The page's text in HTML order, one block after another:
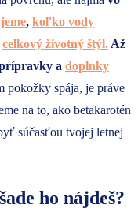
, koľko vody
celkový životný štýl. Až
a doplnky
pokožky spája, je práve
na to, ako betakarotén
súčasťou tvojej letnej
ho nájdeš?